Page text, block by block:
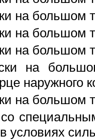
на большом
на большом
на большом
на
наружного
на большом
условиях